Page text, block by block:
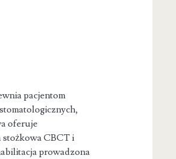
pacjentom
oferuje
stożkowa CBCT i
prowadzona